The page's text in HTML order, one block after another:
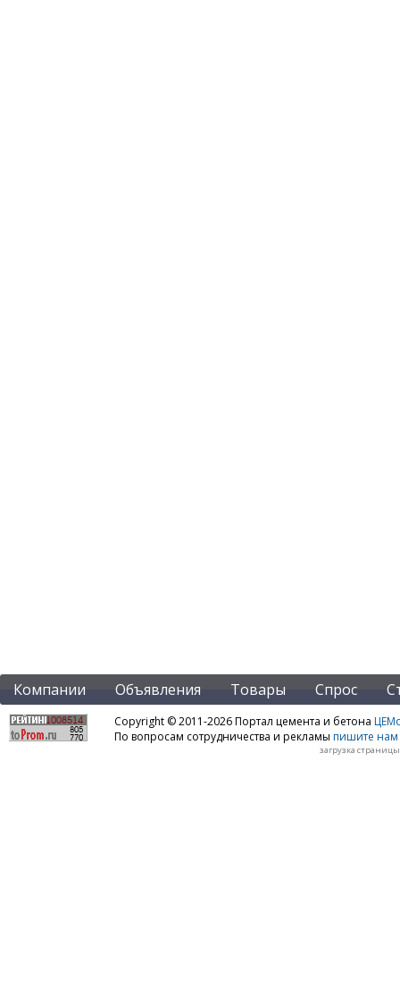
Компании Объявления Товары Спрос
Copyright © 2011-2026 Портал цемента и бетона
По вопросам сотрудничества и рекламы пишите нам
загрузка